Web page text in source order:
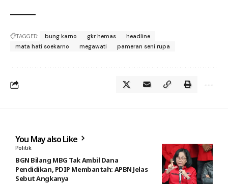
TAGGED: bung karno gkr hemas
headline
mata hati soekarno
megawati pameran seni rupa
You May also Like
Politik
BGN Bilang MBG Tak Ambil Dana
Pendidikan, PDIP Membantah: APBN Jelas
Sebut Angkanya